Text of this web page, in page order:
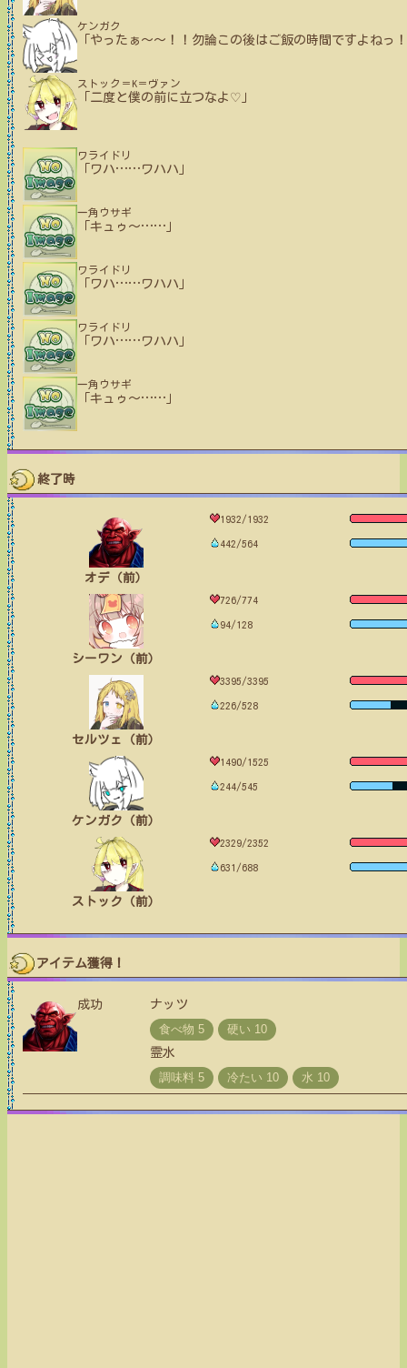
ケンガク
「やったぁ～～！！勿論この後はご飯の時間ですよねっ
ストック＝K＝ヴァン
「二度と僕の前に立つなよ♡」
ワライドリ
「ワハ…… ワハハ」
一角ウサギ
「キュゥ〜……
ワライドリ
「ワハ…… ワハハ」
ワライドリ
「ワハ…… ワハハ」
一角ウサギ
「キュゥ〜……
終了時
オデ（前）
1932/1932
442/564
シーワン（前）
726/774
94/128
セルツェ（前）
3395/3395
226/528
ケンガク（前）
1490/1525
244/545
ストック（前）
2329/2352
631/688
アイテム獲得！
成功 ナッツ
霊水